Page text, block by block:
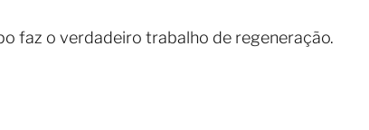
faz o verdadeiro trabalho de regeneração.